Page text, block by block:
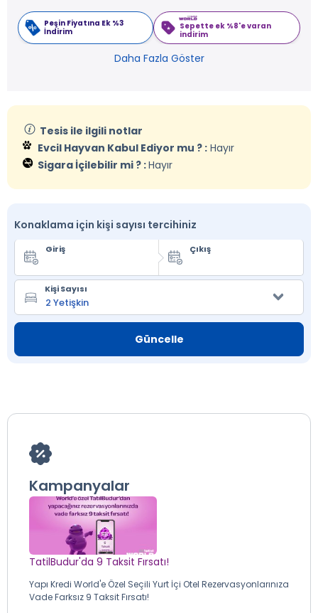
Peşin Fiyatına Ek %3
İndirim
Sepette ek %8'e varan
indirim
Daha Fazla Göster
Tesis ile ilgili notlar
Evcil Hayvan Kabul Ediyor mu ? : Hayır
Sigara İçilebilir mi ? :Hayır
Konaklama için kişi sayısı tercihiniz
Giriş Çıkış
Kişi Sayısı
Güncelle
Kampanyalar
TatilBudur'da 9 Taksit Fırsatı!
Yapı Kredi World'e Özel Seçili Yurt İçi Otel Rezervasyonlarınıza
Vade Farksız 9 Taksit Fırsatı!